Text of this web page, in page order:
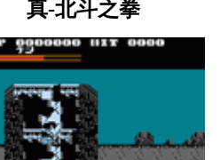
真-北斗之拳